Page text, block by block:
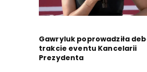
Gawryluk poprowadziła
trakcie eventu Kancelarii
Prezydenta